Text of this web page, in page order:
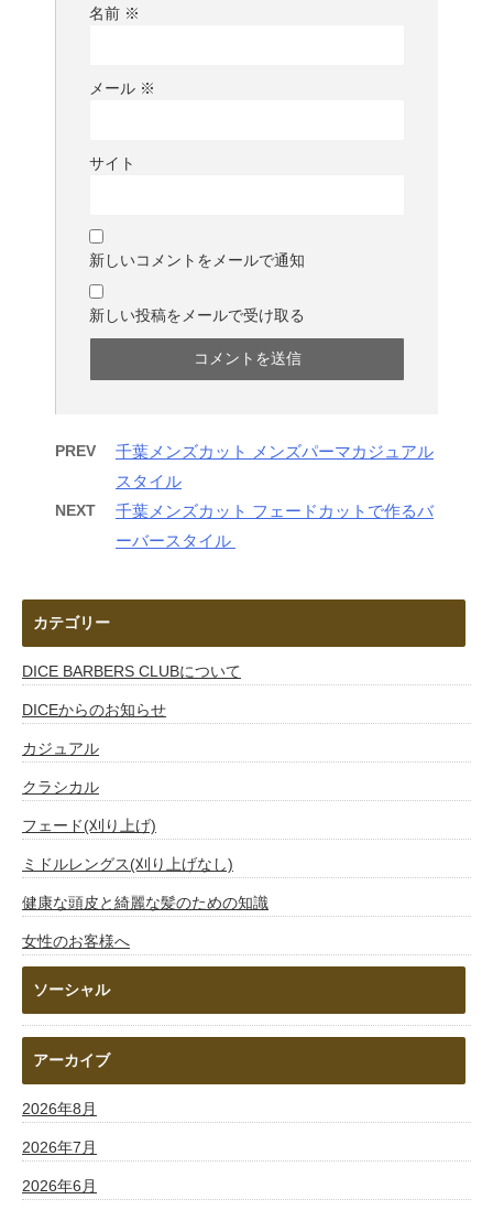
名前 ※
メール ※
サイト
新しいコメントをメールで通知
新しい投稿をメールで受け取る
PREV
千葉メンズカット メンズパーマカジュアル
スタイル
NEXT
千葉メンズカット フェードカットで作るバ
ーバースタイル
カテゴリー
DICE BARBERS CLUBについて
DICEからのお知らせ
カジュアル
クラシカル
フェード(刈り上げ)
ミドルレングス(刈り上げなし)
健康な頭皮と綺麗な髪のための知識
女性のお客様へ
ソーシャル
アーカイブ
2026年8月
2026年7月
2026年6月